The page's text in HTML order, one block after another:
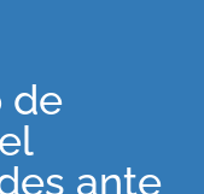
de
ante